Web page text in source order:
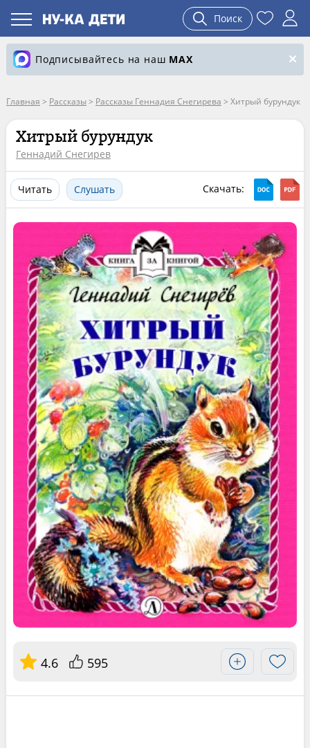
Поиск
Подписывайтесь на наш MAX
Главная > Рассказы > Рассказы Геннадия Снегирева > Хитрый бурундук
Хитрый бурундук
Геннадий Снегирев
Читать Слушать Скачать:
4.6 595